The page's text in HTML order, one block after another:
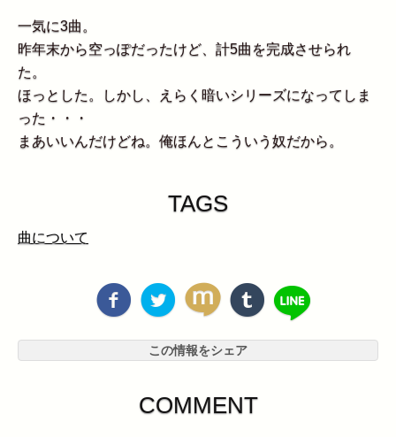
一気に3曲。
昨年末から空っぽだったけど、計5曲を完成させられ
た。
ほっとした。しかし、えらく暗いシリーズになってしま
った・・・
まあいいんだけどね。俺ほんとこういう奴だから。
TAGS
曲について
この情報をシェア
COMMENT